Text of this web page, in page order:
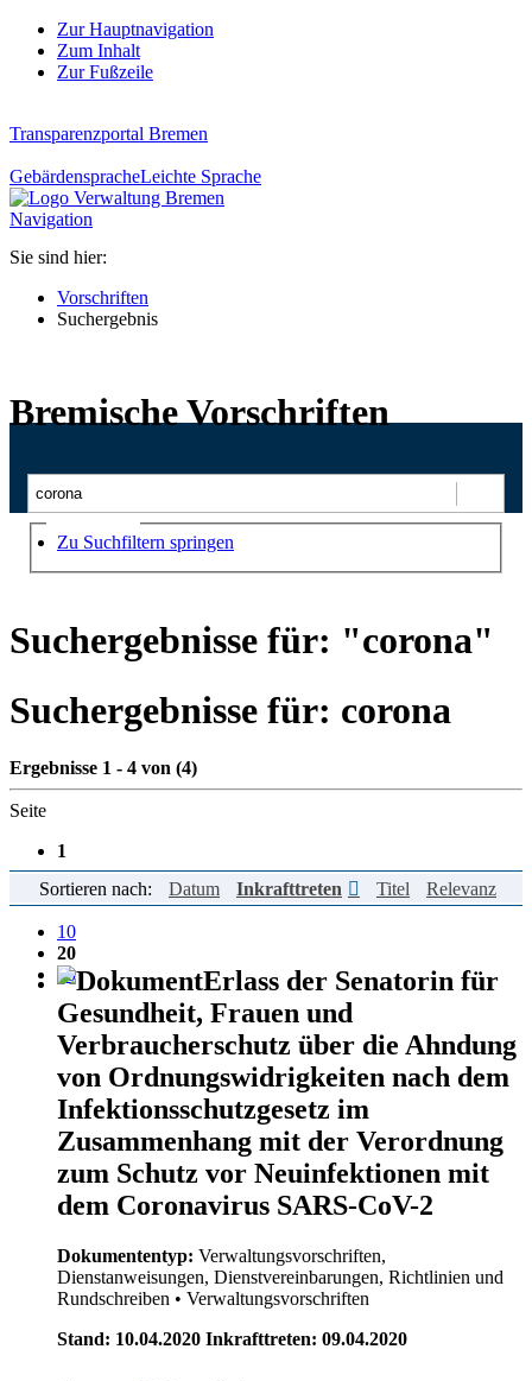
Zur Hauptnavigation
Zum Inhalt
Zur Fußzeile
Transparenzportal Bremen
GebärdenspracheLeichte Sprache
Navigation
Sie sind hier:
Vorschriften
Suchergebnis
Bremische Vorschriften
Suchen
Zu Suchfiltern springen
Suchergebnisse für: "corona"
Suchergebnisse für: corona
Ergebnisse 1 - 4 von (4)
Seite
1
Einträge pro Seite
10
20
50
Sortieren nach: Datum Inkrafttreten Titel Relevanz
Erlass der Senatorin für
Gesundheit, Frauen und
Verbraucherschutz über die Ahndung
von Ordnungswidrigkeiten nach dem
Infektionsschutzgesetz im
Zusammenhang mit der Verordnung
zum Schutz vor Neuinfektionen mit
dem Coronavirus SARS-CoV-2
Dokumententyp: Verwaltungsvorschriften,
Dienstanweisungen, Dienstvereinbarungen, Richtlinien und
Rundschreiben • Verwaltungsvorschriften
Stand: 10.04.2020 Inkrafttreten: 09.04.2020